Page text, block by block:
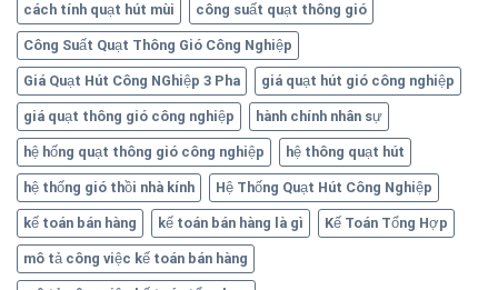
cách tính quạt hút mùi công suất quạt thông gió
Công Suất Quạt Thông Gió Công Nghiệp
Giá Quạt Hút Công NGhiệp 3 Pha giá quạt hút gió công nghiệp
giá quạt thông gió công nghiệp hành chính nhân sự
hệ hống quạt thông gió công nghiệp hệ thông quạt hút
hệ thống gió thồi nhà kính Hệ Thống Quạt Hút Công Nghiệp
kế toán bán hàng kế toán bán hàng là gì Kế Toán Tổng Hợp
mô tả công việc kế toán bán hàng